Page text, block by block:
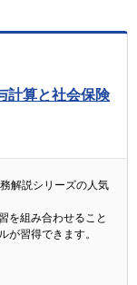
計算と社会保険
解説シリーズの人気
を組み合わせること
が習得できます。